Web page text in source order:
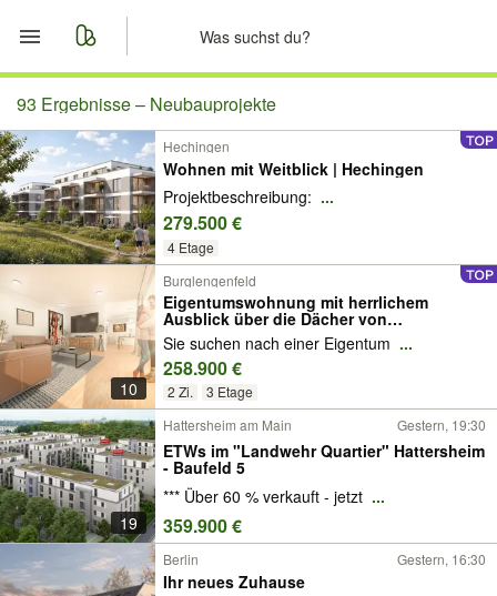
Start
Merkliste
Nachrichten
Anzeige aufgeben
93 Ergebnisse – Neubauprojekte
Hechingen
Wohnen mit Weitblick | Hechingen
Projektbeschreibung: ...
279.500 €
4 Etage
10
Burglengenfeld
Eigentumswohnung mit herrlichem
Ausblick über die Dächer von
Burglengenfeld
Sie suchen nach einer Eigentum ...
258.900 €
2 Zi. 3 Etage
19
Hattersheim am Main Gestern, 19:30
ETWs im "Landwehr Quartier" Hattersheim
- Baufeld 5
*** Über 60 % verkauft - jetzt ...
359.900 €
Berlin Gestern, 16:30
Ihr neues Zuhause